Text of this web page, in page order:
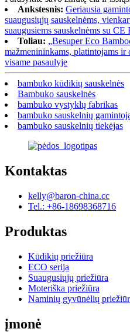
Ankstesnis: Geriausia
suaugusiųjų sauskelnėms,
suaugusiems sauskelnėms su
Toliau: „Besuper Eco
mažmenininkams, platintojams
visame pasaulyje
bambuko kūdikių sauskelnės
Bambuko sauskelnės
bambuko vystyklų fabrikas
bambuko sauskelnių
bambuko sauskelnių tiekėjas
Kontaktas
kelly@baron-china.cc
Tel.: +86-18698368716
Produktas
Kūdikių priežiūra
ECO serija
Suaugusiųjų priežiūra
Moteriška priežiūra
Naminių gyvūnėlių
įmonė